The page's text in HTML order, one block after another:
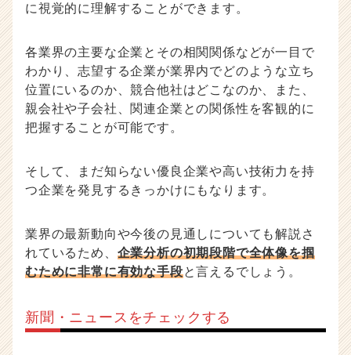
に視覚的に理解することができます。
各業界の主要な企業とその相関関係などが一目で
わかり、志望する企業が業界内でどのような立ち
位置にいるのか、競合他社はどこなのか、また、
親会社や子会社、関連企業との関係性を客観的に
把握することが可能です。
そして、まだ知らない優良企業や高い技術力を持
つ企業を発見するきっかけにもなります。
業界の最新動向や今後の見通しについても解説さ
れているため、 企業分析の初期段階で全体像を掴
むために非常に有効な手段と言えるでしょう。
新聞・ニュースをチェックする